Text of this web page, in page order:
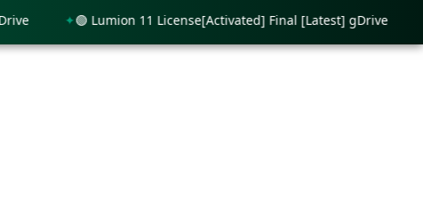
🟢 Lumion 11 License[Activated] Final [Latest] gDrive